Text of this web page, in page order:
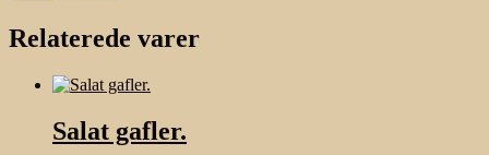
Relaterede varer
Salat gafler.